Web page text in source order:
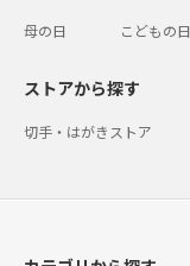
母の日 こどもの日
ストアから探す
切手・はがきストア